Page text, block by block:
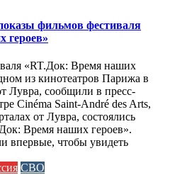
фильмов фестиваля
героев»
«RT.Док: Время наших
из кинотеатров Парижа в
Лувра, сообщили в пресс-
Cinéma Saint-André des Arts,
от Лувра, состоялись
Время наших героев».
впервые, чтобы увидеть
СВО